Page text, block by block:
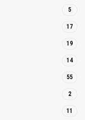
5
17
19
14
55
2
11